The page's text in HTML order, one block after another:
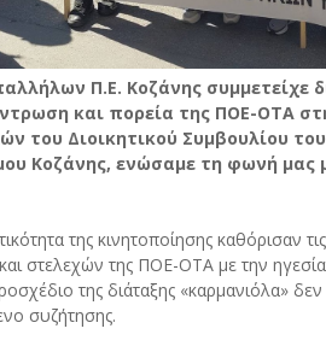
Π.Ε. Κοζάνης
και πορεία της ΠΟΕ-ΟΤΑ
του Διοικητικού Συμβουλίου
Κοζάνης, ενώσαμε τη φωνή μας
της κινητοποίησης καθόρισαν
στελεχών της ΠΟΕ-ΟΤΑ με την
της διάταξης «καρμανιόλα»
συζήτησης.